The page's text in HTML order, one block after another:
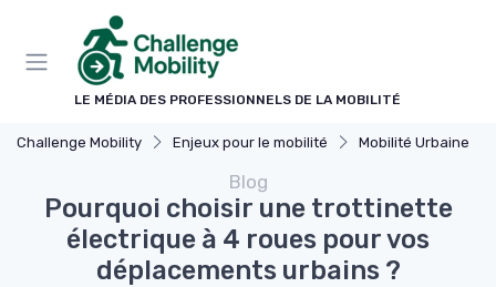
LE MÉDIA DES PROFESSIONNELS DE LA MOBILITÉ
Challenge Mobility Enjeux pour le mobilité Mobilité Urbaine
Blog
Pourquoi choisir une trottinette
électrique à 4 roues pour vos
déplacements urbains ?
Panneau de gestion des cookies